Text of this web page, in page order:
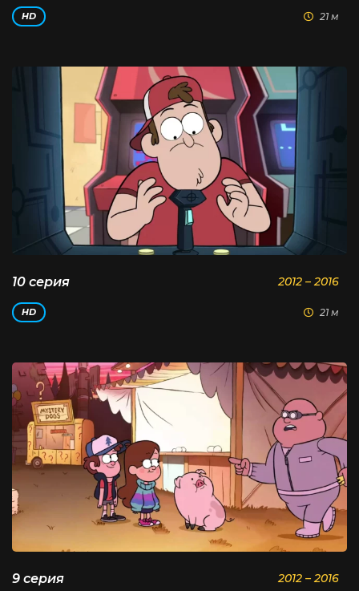
HD 21 м
10 серия 2012 – 2016
HD 21 м
9 серия 2012 – 2016